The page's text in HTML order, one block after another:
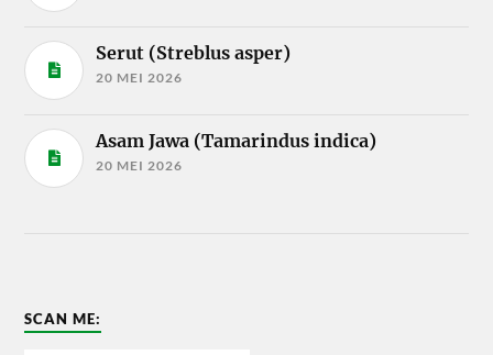
Serut (Streblus asper)
20 MEI 2026
Asam Jawa (Tamarindus indica)
20 MEI 2026
SCAN ME: